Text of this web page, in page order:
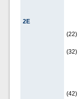
2E
(22)
(32)
(42)